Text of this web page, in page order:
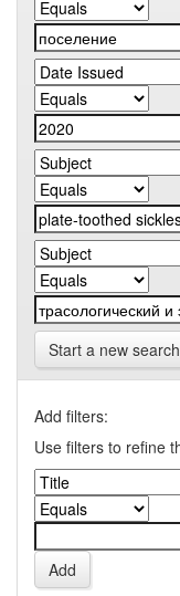
Start a new search
Add filters:
Use filters to refine